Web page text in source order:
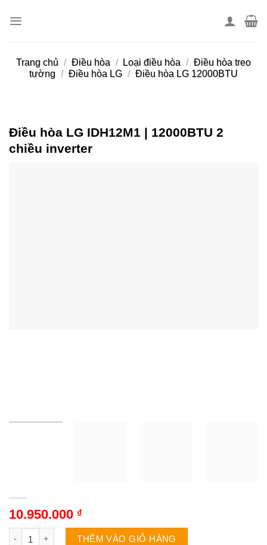
Trang chủ / Điều hòa / Loại điều hòa / Điều hòa treo
tường / Điều hòa LG / Điều hòa LG 12000BTU
Điều hòa LG IDH12M1 | 12000BTU 2
chiều inverter
10.950.000 ₫
Điều hòa LG IDH12M1 | 12000BTU 2 chiều inverter số lượng
THÊM VÀO GIỎ HÀNG